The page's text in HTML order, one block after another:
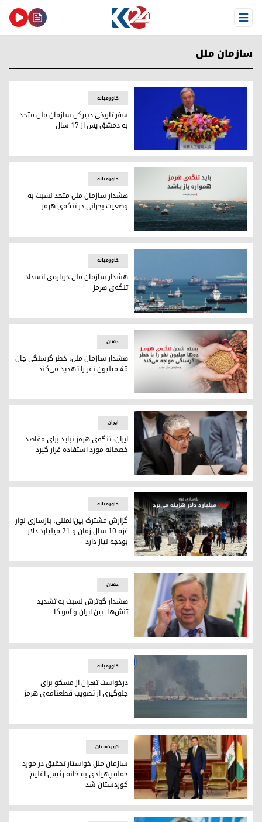
Open Menu
سازمان ملل
آنتونیو گوترش، دبیرکل سازمان ملل متحد
خاورمیانه
سفر تاریخی دبیرکل سازمان ملل متحد
به دمشق پس از ۱۷ سال
هشدار سازمان ملل متحد نسبت به وضعیت بحرانی در تنگه‌ی
خاورمیانه
هشدار سازمان ملل متحد نسبت به
وضعیت بحرانی در تنگه‌ی هرمز
هشدار سازمان ملل درباره‌ی انسداد تنگه‌ی هرمز
خاورمیانه
هشدار سازمان ملل درباره‌ی انسداد
تنگه‌ی هرمز
هشدار سازمان ملل: خطر گرسنگی جان ۴۵ میلیون نفر را تهدید می‌کند
جهان
هشدار سازمان ملل: خطر گرسنگی جان
۴۵ میلیون نفر را تهدید می‌کند
امیر سعید ایروانی، نماینده‌ی ایران در سازمان ملل متحد
ایران
ایران: تنگه‌ی هرمز نباید برای مقاصد
خصمانه مورد استفاده قرار گیرد
گزارش مشترک بین‌المللی: بازسازی نوار غزه ۱۰ سال زمان و ۷۱ میلیارد دلار بودجه نیاز دارد
خاورمیانه
گزارش مشترک بین‌المللی: بازسازی نوار
غزه ۱۰ سال زمان و ۷۱ میلیارد دلار
بودجه نیاز دارد
آنتونیو گوترش، دبیرک سازمان ملل متحد
جهان
هشدار گوترش نسبت به تشدید
تنش‌ها بین ایران و آمریکا
درخواست تهران از مسکو برای جلوگیری از تصویب قطعنامه‌ی
خاورمیانه
درخواست تهران از مسکو برای
جلوگیری از تصویب قطعنامه‌ی هرمز
نچیروان بارزانی، رئیس اقلیم کوردستان و آنتونیو گوترش،
کوردستان
سازمان ملل خواستار تحقیق در مورد
حمله پهپادی به خانه رئیس اقلیم
کوردستان شد